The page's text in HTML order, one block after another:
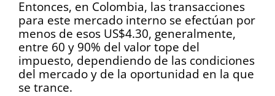
Entonces, en Colombia, las transacciones
para este mercado interno se efectúan por
menos de esos US$4.30, generalmente,
entre 60 y 90% del valor tope del
impuesto, dependiendo de las condiciones
del mercado y de la oportunidad en la que
se trance.